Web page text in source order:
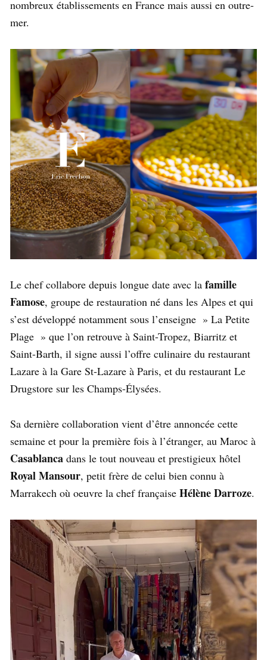
nombreux établissements en France mais aussi en outre-
mer.
Le chef collabore depuis longue date avec la famille
Famose, groupe de restauration né dans les Alpes et qui
s’est développé notamment sous l’enseigne » La Petite
Plage » que l’on retrouve à Saint-Tropez, Biarritz et
Saint-Barth, il signe aussi l’offre culinaire du restaurant
Lazare à la Gare St-Lazare à Paris, et du restaurant Le
Drugstore sur les Champs-Élysées.
Sa dernière collaboration vient d’être annoncée cette
semaine et pour la première fois à l’étranger, au Maroc à
Casablanca dans le tout nouveau et prestigieux hôtel
Royal Mansour, petit frère de celui bien connu à
Marrakech où oeuvre la chef française Hélène Darroze.